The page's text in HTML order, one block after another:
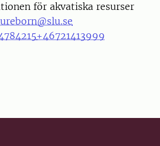
för akvatiska resurser
+46721413999